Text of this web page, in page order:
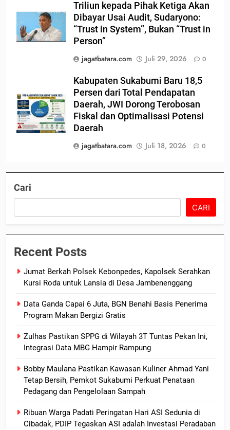
Triliun kepada Pihak Ketiga Akan
Dibayar Usai Audit, Sudaryono:
“Trust in System”, Bukan “Trust in
Person”
jagatbatara.com
Juli 29, 2026 0
Kabupaten Sukabumi Baru 18,5
Persen dari Total Pendapatan
Daerah, JWI Dorong Terobosan
Fiskal dan Optimalisasi Potensi
Daerah
jagatbatara.com
Juli 18, 2026 0
Cari
CARI
Recent Posts
Jumat Berkah Polsek Kebonpedes, Kapolsek Serahkan
Kursi Roda untuk Lansia di Desa Jambenenggang
Data Ganda Capai 6 Juta, BGN Benahi Basis Penerima
Program Makan Bergizi Gratis
Zulhas Pastikan SPPG di Wilayah 3T Tuntas Pekan Ini,
Integrasi Data MBG Hampir Rampung
Bobby Maulana Pastikan Kawasan Kuliner Ahmad Yani
Tetap Bersih, Pemkot Sukabumi Perkuat Penataan
Pedagang dan Pengelolaan Sampah
Ribuan Warga Padati Peringatan Hari ASI Sedunia di
Cibadak, PDIP Tegaskan ASI adalah Investasi Peradaban